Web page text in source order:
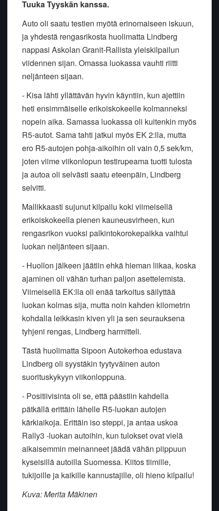
Tuuka Tyyskän kanssa.
Auto oli saatu testien myötä erinomaiseen iskuun,
ja yhdestä rengasrikosta huolimatta Lindberg
nappasi Askolan Granit-Rallista yleiskilpailun
viidennen sijan. Omassa luokassa vauhti riitti
neljänteen sijaan.
- Kisa lähti yllättävän hyvin käyntiin, kun ajettiin
heti ensimmäiselle erikoiskokeelle kolmanneksi
nopein aika. Samassa luokassa oli kuitenkin myös
R5-autot. Sama tahti jatkui myös EK 2:lla, mutta
ero R5-autojen pohja-aikoihin oli vain 0,5 sek/km,
joten viime viikonlopun testirupeama tuotti tulosta
ja autoa oli selvästi saatu eteenpäin, Lindberg
selvitti.
Mallikkaasti sujunut kilpailu koki viimeisellä
erikoiskokeella pienen kauneusvirheen, kun
rengasrikon vuoksi palkintokorokepaikka vaihtui
luokan neljänteen sijaan.
- Huollon jälkeen jäätiin ehkä hieman liikaa, koska
ajaminen oli vähän turhan paljon asettelemista.
Viimeisellä EK:lla oli enää tarkoitus säilyttää
luokan kolmas sija, mutta noin kahden kilometrin
kohdalla leikkasin kiven yli ja sen seurauksena
tyhjeni rengas, Lindberg harmitteli.
Tästä huolimatta Sipoon Autokerhoa edustava
Lindberg oli syystäkin tyytyväinen auton
suorituskykyyn viikonloppuna.
- Positiivisinta oli se, että päästiin kahdella
pätkällä erittäin lähelle R5-luokan autojen
kärkiaikoja. Erittäin iso steppi, ja antaa uskoa
Rally3 -luokan autoihin, kun tulokset ovat vielä
aikaisemmin meinanneet jäädä vähän piippuun
kyseisillä autoilla Suomessa. Kiitos tiimille,
tukijoille ja kaikille kannustajille, oli hieno kilpailu!
Kuva: Merita Mäkinen